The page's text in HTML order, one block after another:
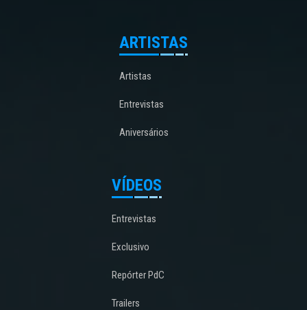
ARTISTAS
Artistas
Entrevistas
Aniversários
VÍDEOS
Entrevistas
Exclusivo
Repórter PdC
Trailers